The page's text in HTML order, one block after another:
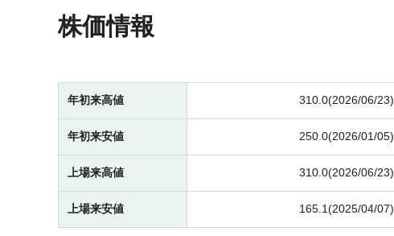
株価情報
年初来高値 310.0(2026/06/23)
年初来安値 250.0(2026/01/05)
上場来高値 310.0(2026/06/23)
上場来安値 165.1(2025/04/07)